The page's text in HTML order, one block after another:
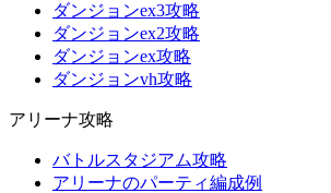
ダンジョンex3攻略
ダンジョンex2攻略
ダンジョンex攻略
ダンジョンvh攻略
アリーナ攻略
バトルスタジアム攻略
アリーナのパーティ編成例